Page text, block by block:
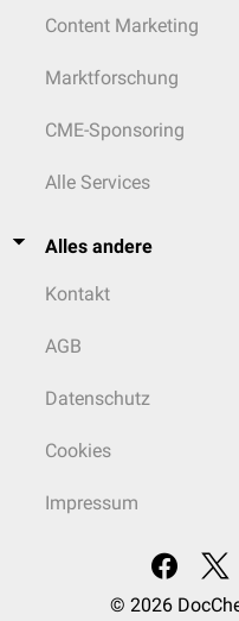
Content Marketing
Marktforschung
CME-Sponsoring
Alle Services
Alles andere
Kontakt
AGB
Datenschutz
Cookies
Impressum
© 2026